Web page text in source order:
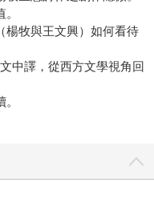
牧與王文興）如何看待
中譯，從西方文學視角回